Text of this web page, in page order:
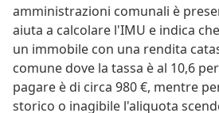
amministrazioni comunali è
aiuta a calcolare l'IMU e indica
un immobile con una rendita
comune dove la tassa è al 10,6
pagare è di circa 980 €, mentre
storico o inagibile l'aliquota